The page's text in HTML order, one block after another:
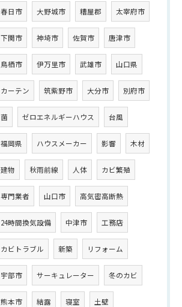
春日市 大野城市 糟屋郡 太宰府市
下関市 神埼市 佐賀市 唐津市
鳥栖市 伊万里市 武雄市 山口県
カーテン 筑紫野市 大分市 別府市
菌 ゼロエネルギーハウス 台風
福岡県 ハウスメーカー 影響 木材
建物 秋雨前線 人体 カビ繁殖
専門業者 山口市 高気密高断熱
24時間換気設備 中津市 工務店
カビトラブル 新築 リフォーム
宇部市 サーキュレーター 冬のカビ
熊本市 結露 寝室 土壁